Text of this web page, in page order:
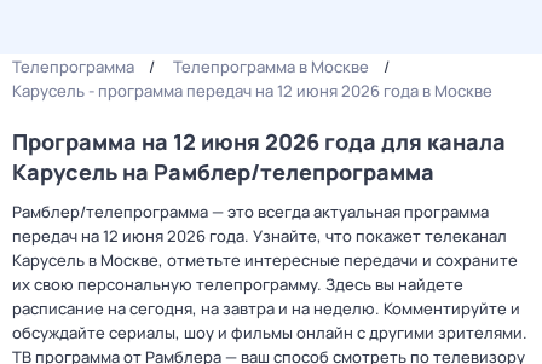
Телепрограмма
Телепрограмма в Москве
Карусель - программа передач на 12 июня 2026 года в Москве
Программа на 12 июня 2026 года для канала
Карусель на Рамблер/телепрограмма
Рамблер/телепрограмма — это всегда актуальная программа
передач на 12 июня 2026 года. Узнайте, что покажет телеканал
Карусель в Москве, отметьте интересные передачи и сохраните
их свою персональную телепрограмму. Здесь вы найдете
расписание на сегодня, на завтра и на неделю. Комментируйте и
обсуждайте сериалы, шоу и фильмы онлайн с другими зрителями.
ТВ программа от Рамблера — ваш способ смотреть по телевизору